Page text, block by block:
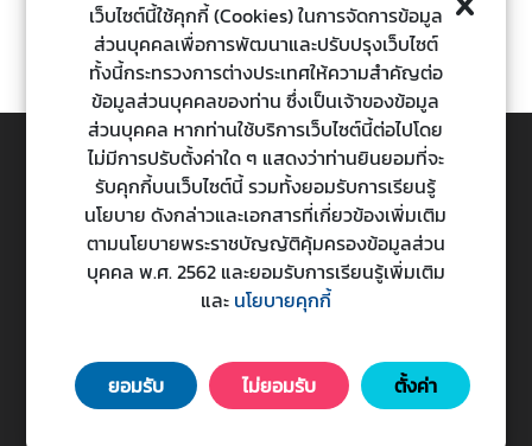
ก่อนหน้า ถัดไป
กระทรวงการต่างประเทศ
Ministry of Foreign Affairs
กรุงเทพมหานคร 10400
วันทำการ : จันทร์ - ศุกร์ เวลา 08.30 - 16.30 น.
เว็บไซต์นี้ใช้คุกกี้ (Cookies) ในการจัดการข้อมูล
ส่วนบุคคลเพื่อการพัฒนาและปรับปรุงเว็บไซต์
ทั้งนี้กระทรวงการต่างประเทศให้ความสำคัญต่อ
ข้อมูลส่วนบุคคลของท่าน ซึ่งเป็นเจ้าของข้อมูล
ส่วนบุคคล หากท่านใช้บริการเว็บไซต์นี้ต่อไปโดย
ไม่มีการปรับตั้งค่าใด ๆ แสดงว่าท่านยินยอมที่จะ
รับคุกกี้บนเว็บไซต์นี้ รวมทั้งยอมรับการเรียนรู้
นโยบาย ดังกล่าวและเอกสารที่เกี่ยวข้องเพิ่มเติม
ตามนโยบายพระราชบัญญัติคุ้มครองข้อมูลส่วน
บุคคล พ.ศ. 2562 และยอมรับการเรียนรู้เพิ่มเติม
และ นโยบายคุกกี้
ยอมรับ ไม่ยอมรับ ตั้งค่า